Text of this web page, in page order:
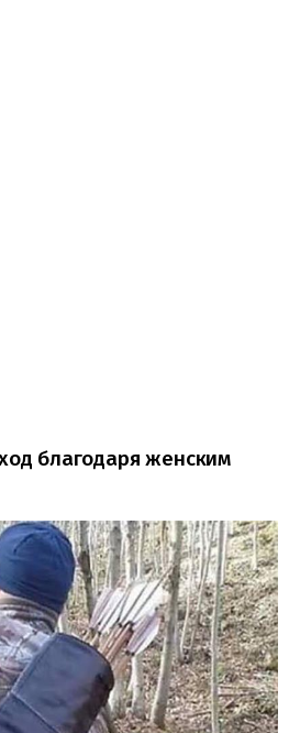
благодаря женским